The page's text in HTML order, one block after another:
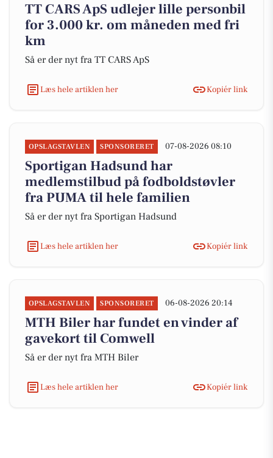
TT CARS ApS udlejer lille personbil
for 3.000 kr. om måneden med fri
km
Så er der nyt fra TT CARS ApS
Læs hele artiklen her Kopiér link
OPSLAGSTAVLEN SPONSORERET 07-08-2026 08:10
Sportigan Hadsund har
medlemstilbud på fodboldstøvler
fra PUMA til hele familien
Så er der nyt fra Sportigan Hadsund
Læs hele artiklen her Kopiér link
OPSLAGSTAVLEN SPONSORERET 06-08-2026 20:14
MTH Biler har fundet en vinder af
gavekort til Comwell
Så er der nyt fra MTH Biler
Læs hele artiklen her Kopiér link